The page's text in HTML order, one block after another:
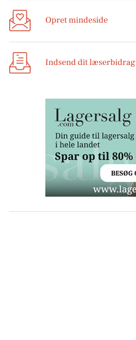
Opret mindeside
Indsend dit læserbidrag